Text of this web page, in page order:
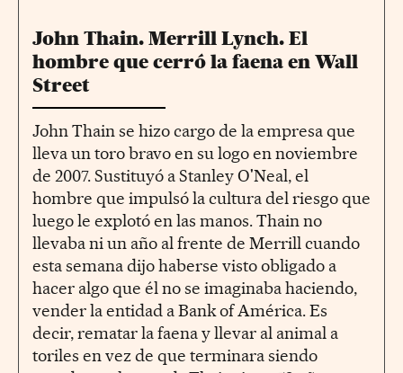
John Thain. Merrill Lynch. El
hombre que cerró la faena en Wall
Street
John Thain se hizo cargo de la empresa que
lleva un toro bravo en su logo en noviembre
de 2007. Sustituyó a Stanley O'Neal, el
hombre que impulsó la cultura del riesgo que
luego le explotó en las manos. Thain no
llevaba ni un año al frente de Merrill cuando
esta semana dijo haberse visto obligado a
hacer algo que él no se imaginaba haciendo,
vender la entidad a Bank of América. Es
decir, rematar la faena y llevar al animal a
toriles en vez de que terminara siendo